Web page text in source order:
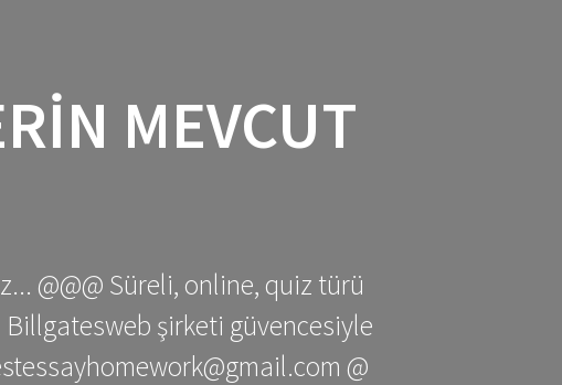
MEVCUT
@@@ Süreli, online, quiz türü
Billgatesweb şirketi güvencesiyle
@